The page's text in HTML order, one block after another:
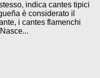
indica cantes tipici
è considerato il
i cantes flamenchi